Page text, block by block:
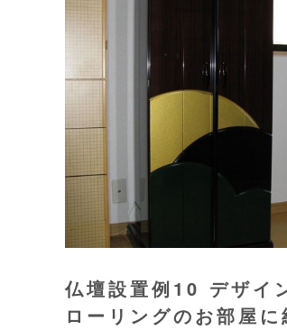
仏壇設置例10 デザイ
ローリングのお部屋に